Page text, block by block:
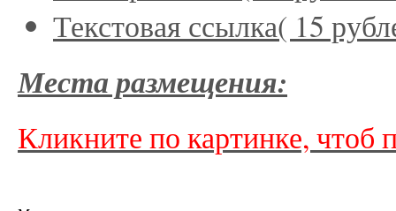
Текстовая ссылка( 15
Места размещения:
Кликните по картинке, чтоб